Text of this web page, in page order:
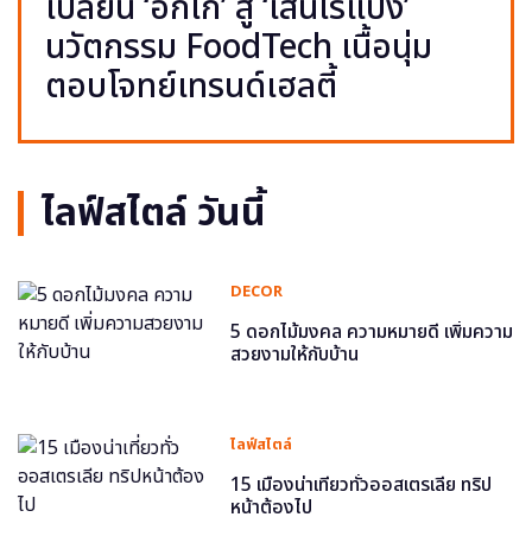
นวัตกรรม FoodTech เนื้อนุ่ม
ตอบโจทย์เทรนด์เฮลตี้
ไลฟ์สไตล์ วันนี้
DECOR
5 ดอกไม้มงคล ความหมายดี เพิ่มความ
สวยงามให้กับบ้าน
ไลฟ์สไตล์
15 เมืองน่าเที่ยวทั่วออสเตรเลีย ทริป
หน้าต้องไป